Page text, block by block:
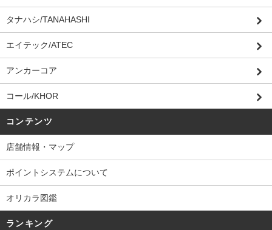
タナハシ/TANAHASHI
エイテック/ATEC
アンカーコア
コール/KHOR
コンテンツ
店舗情報・マップ
ポイントシステムについて
オリカラ図鑑
ランキング